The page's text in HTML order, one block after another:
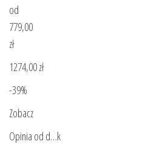
od
779,00
zł
1274,00 zł
-39%
Zobacz
Opinia od d…k